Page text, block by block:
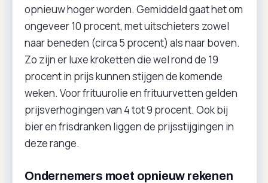
opnieuw hoger worden. Gemiddeld gaat het om
ongeveer 10 procent, met uitschieters zowel
naar beneden (circa 5 procent) als naar boven.
Zo zijn er luxe kroketten die wel rond de 19
procent in prijs kunnen stijgen de komende
weken. Voor frituurolie en frituurvetten gelden
prijsverhogingen van 4 tot 9 procent. Ook bij
bier en frisdranken liggen de prijsstijgingen in
deze range.
Ondernemers moet opnieuw rekenen